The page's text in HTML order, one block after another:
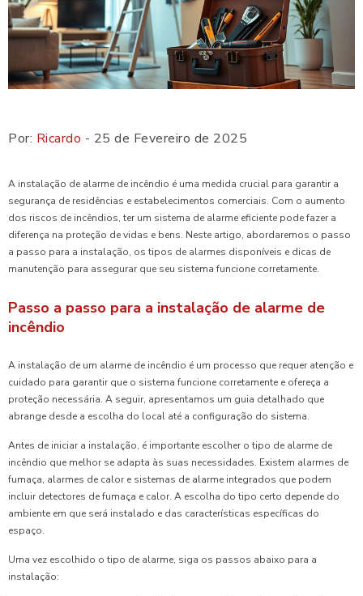
Por: Ricardo - 25 de Fevereiro de 2025
A instalação de alarme de incêndio é uma medida crucial para garantir a
segurança de residências e estabelecimentos comerciais. Com o aumento
dos riscos de incêndios, ter um sistema de alarme eficiente pode fazer a
diferença na proteção de vidas e bens. Neste artigo, abordaremos o passo
a passo para a instalação, os tipos de alarmes disponíveis e dicas de
manutenção para assegurar que seu sistema funcione corretamente.
Passo a passo para a instalação de alarme de
incêndio
A instalação de um alarme de incêndio é um processo que requer atenção e
cuidado para garantir que o sistema funcione corretamente e ofereça a
proteção necessária. A seguir, apresentamos um guia detalhado que
abrange desde a escolha do local até a configuração do sistema.
Antes de iniciar a instalação, é importante escolher o tipo de alarme de
incêndio que melhor se adapta às suas necessidades. Existem alarmes de
fumaça, alarmes de calor e sistemas de alarme integrados que podem
incluir detectores de fumaça e calor. A escolha do tipo certo depende do
ambiente em que será instalado e das características específicas do
espaço.
Uma vez escolhido o tipo de alarme, siga os passos abaixo para a
instalação: